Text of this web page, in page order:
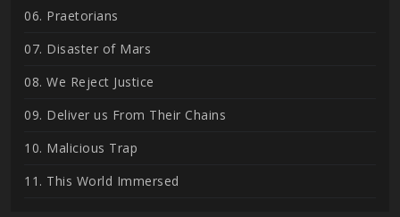
06. Praetorians
07. Disaster of Mars
08. We Reject Justice
09. Deliver us From Their Chains
10. Malicious Trap
11. This World Immersed